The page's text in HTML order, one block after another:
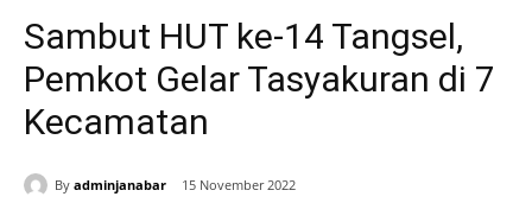
Sambut HUT ke-14 Tangsel,
Pemkot Gelar Tasyakuran di 7
Kecamatan
By adminjanabar 15 November 2022